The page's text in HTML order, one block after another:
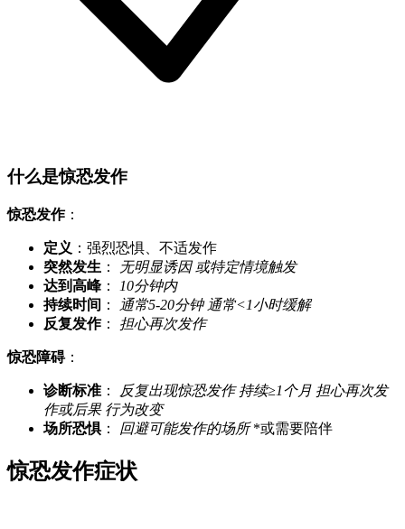
什么是惊恐发作
惊恐发作：
定义 ：强烈恐惧、不适发作
突然发生 ： 无明显诱因 或特定情境触发
达到高峰：
10分钟内
持续时间 ： 通常5-20分钟 通常<1小时缓解
反复发作： 担心再次发作
惊恐障碍：
诊断标准 ： 反复出现惊恐发作 持续≥1个月 担心再次发
作或后果 行为改变
场所恐惧 ： 回避可能发作的场所*或需要陪伴
惊恐发作症状